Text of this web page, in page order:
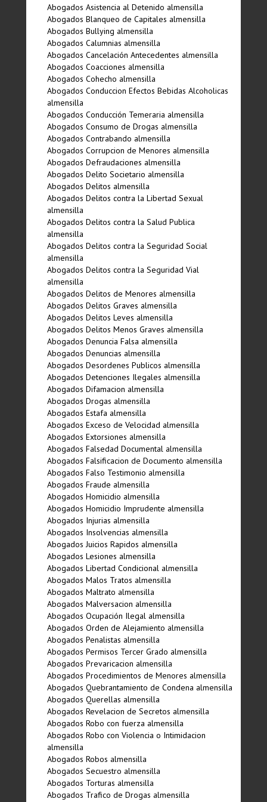
Abogados Asistencia al Detenido almensilla
Abogados Blanqueo de Capitales almensilla
Abogados Bullying almensilla
Abogados Calumnias almensilla
Abogados Cancelación Antecedentes almensilla
Abogados Coacciones almensilla
Abogados Cohecho almensilla
Abogados Conduccion Efectos Bebidas Alcoholicas
almensilla
Abogados Conducción Temeraria almensilla
Abogados Consumo de Drogas almensilla
Abogados Contrabando almensilla
Abogados Corrupcion de Menores almensilla
Abogados Defraudaciones almensilla
Abogados Delito Societario almensilla
Abogados Delitos almensilla
Abogados Delitos contra la Libertad Sexual
almensilla
Abogados Delitos contra la Salud Publica
almensilla
Abogados Delitos contra la Seguridad Social
almensilla
Abogados Delitos contra la Seguridad Vial
almensilla
Abogados Delitos de Menores almensilla
Abogados Delitos Graves almensilla
Abogados Delitos Leves almensilla
Abogados Delitos Menos Graves almensilla
Abogados Denuncia Falsa almensilla
Abogados Denuncias almensilla
Abogados Desordenes Publicos almensilla
Abogados Detenciones Ilegales almensilla
Abogados Difamacion almensilla
Abogados Drogas almensilla
Abogados Estafa almensilla
Abogados Exceso de Velocidad almensilla
Abogados Extorsiones almensilla
Abogados Falsedad Documental almensilla
Abogados Falsificacion de Documento almensilla
Abogados Falso Testimonio almensilla
Abogados Fraude almensilla
Abogados Homicidio almensilla
Abogados Homicidio Imprudente almensilla
Abogados Injurias almensilla
Abogados Insolvencias almensilla
Abogados Juicios Rapidos almensilla
Abogados Lesiones almensilla
Abogados Libertad Condicional almensilla
Abogados Malos Tratos almensilla
Abogados Maltrato almensilla
Abogados Malversacion almensilla
Abogados Ocupación Ilegal almensilla
Abogados Orden de Alejamiento almensilla
Abogados Penalistas almensilla
Abogados Permisos Tercer Grado almensilla
Abogados Prevaricacion almensilla
Abogados Procedimientos de Menores almensilla
Abogados Quebrantamiento de Condena almensilla
Abogados Querellas almensilla
Abogados Revelacion de Secretos almensilla
Abogados Robo con fuerza almensilla
Abogados Robo con Violencia o Intimidacion
almensilla
Abogados Robos almensilla
Abogados Secuestro almensilla
Abogados Torturas almensilla
Abogados Trafico de Drogas almensilla